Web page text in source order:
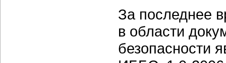
За последнее
в области
безопасности